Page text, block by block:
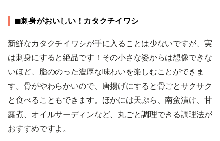
◼︎刺身がおいしい！カタクチイワシ
新鮮なカタクチイワシが手に入ることは少ないですが、実
は刺身にすると絶品です！その小さな姿からは想像できな
いほど、脂ののった濃厚な味わいを楽しむことができま
す。骨がやわらかいので、唐揚げにすると骨ごとサクサク
と食べることもできます。ほかには天ぷら、南蛮漬け、甘
露煮、オイルサーディンなど、丸ごと調理できる調理法が
おすすめですよ。